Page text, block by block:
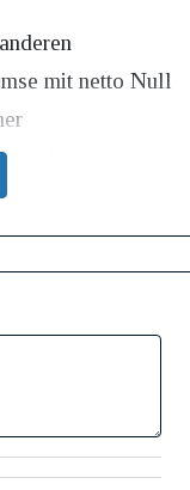
mit netto Null
und
werden.
und
wird wohl nicht
Euro schwere